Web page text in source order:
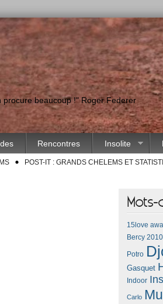
beaucoup !" Roger Federer
Rencontres Insolite
POST-IT : GRANDS CHELEMS ET
Mots-
15love
Bercy 2010
Potro
Gasquet
Indoor
Carlo